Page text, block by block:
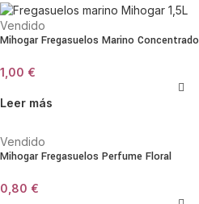
Vendido
Mihogar Fregasuelos Marino Concentrado
1,00 €
Leer más
Vendido
Mihogar Fregasuelos Perfume Floral
0,80 €